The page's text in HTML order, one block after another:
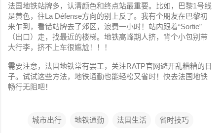
法国地铁站牌多，认清颜色和终点站最重要。比如，巴黎1号线
是黄色，往La Défense方向的别上反了。我有个朋友在巴黎初
来乍到，看错站牌去了郊区，浪费一小时！站内跟着“Sortie”
（出口）走，找最近的楼梯。地铁高峰期人挤，背个小包别带
大行李，挤不上车很尴尬！！！
需要注意，法国地铁常有罢工，关注RATP官网避开乱糟糟的日
子。试试这些方法，地铁通勤也能轻松又省时！快去法国地铁
畅行无阻吧！
城市出行 地铁通勤 法国生活 省时技巧